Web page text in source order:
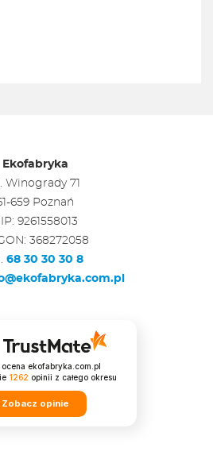
Ekofabryka
Winogrady 71
659 Poznań
9261558013
368272058
68 30 30 30 8
ekofabryka.com.pl
1262 opinii z całego okresu
Zobacz opinie